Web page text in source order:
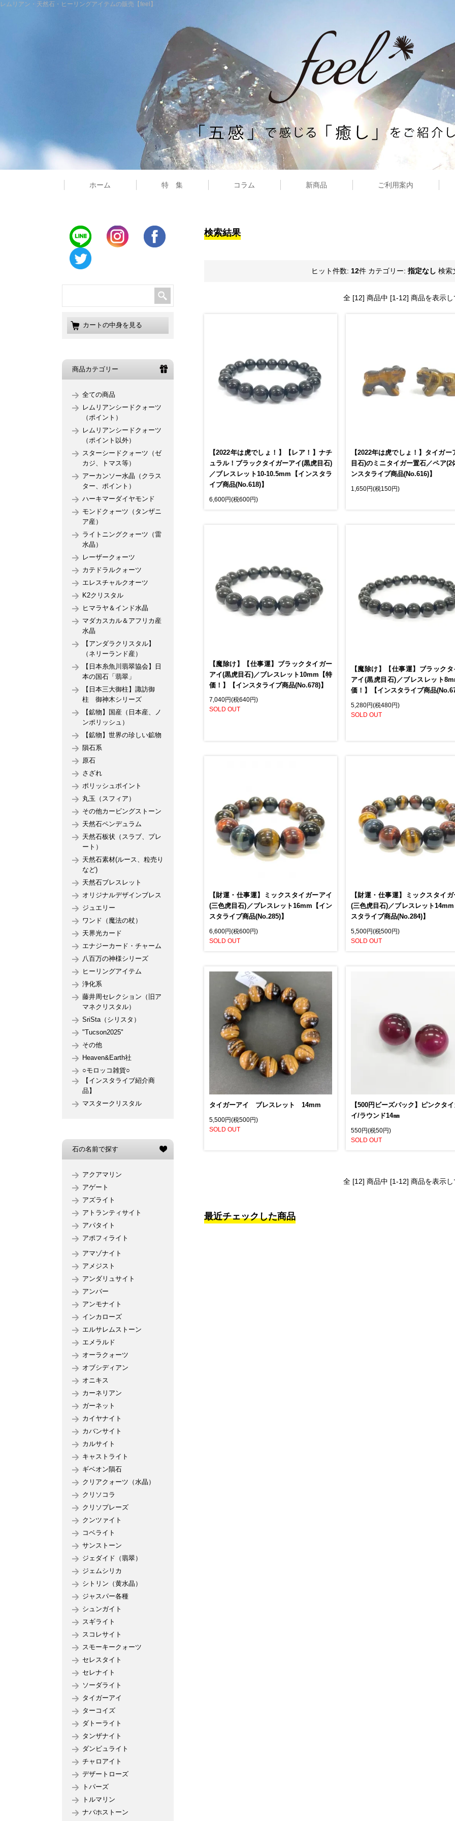
レムリアン・天然石・ヒーリングアイテムの販売【feel】
ホーム 特 集 コラム 新商品 ご利用案内
検索結果
ヒット件数: 12件 カテゴリー: 指定なし 検索
全 [12] 商品中 [1-12] 商品を表示し
【2022年は虎でしょ！】【レア！】ナチ
ュラル！ブラックタイガーアイ(黒虎目石)
／ブレスレット10-10.5mm【インスタラ
イブ商品(No.618)】
6,600円(税600円)
【2022年は虎でしょ！】タイガー
目石)のミニタイガー置石／ペア(2
ンスタライブ商品(No.616)】
1,650円(税150円)
【魔除け】【仕事運】ブラックタイガー
アイ(黒虎目石)／ブレスレット10mm【特
価！】【インスタライブ商品(No.678)】
7,040円(税640円)
SOLD OUT
【魔除け】【仕事運】ブラック
アイ(黒虎目石)／ブレスレット
価！】【インスタライブ商品
5,280円(税480円)
SOLD OUT
【財運・仕事運】ミックスタイガーアイ
(三色虎目石)／ブレスレット16mm【イン
スタライブ商品(No.285)】
6,600円(税600円)
SOLD OUT
【財運・仕事運】ミックスタイ
(三色虎目石)／ブレスレット
スタライブ商品(No.284)】
5,500円(税500円)
SOLD OUT
タイガーアイ ブレスレット 14mm
5,500円(税500円)
SOLD OUT
【500円ビーズパック】ピンクタ
イ/ラウンド14㎜
550円(税50円)
SOLD OUT
全 [12] 商品中 [1-12] 商品を表示し
最近チェックした商品
カートの中身を見る
商品カテゴリー
全ての商品
レムリアンシードクォーツ
（ポイント）
レムリアンシードクォーツ
（ポイント以外）
スターシードクォーツ（ゼ
カジ、トマス等）
アーカンソー水晶（クラス
ター、ポイント）
ハーキマーダイヤモンド
モンドクォーツ（タンザニ
ア産）
ライトニングクォーツ（雷
水晶）
レーザークォーツ
カテドラルクォーツ
エレスチャルクオーツ
K2クリスタル
ヒマラヤ＆インド水晶
マダカスカル＆アフリカ産
水晶
【アンダラクリスタル】
（ネリーランド産）
【日本糸魚川翡翠協会】日
本の国石「翡翠」
【日本三大御柱】諏訪御
柱 御神木シリーズ
【鉱物】国産（日本産、ノ
ンポリッシュ）
【鉱物】世界の珍しい鉱物
隕石系
原石
さざれ
ポリッシュポイント
丸玉（スフィア）
その他カービングストーン
天然石ペンデュラム
天然石板状（スラブ、プレ
ート）
天然石素材(ルース、粒売り
など)
天然石ブレスレット
オリジナルデザインブレス
ジュエリー
ワンド（魔法の杖）
天界光カード
エナジーカード・チャーム
八百万の神様シリーズ
ヒーリングアイテム
浄化系
藤井周セレクション（旧ア
マネクリスタル）
SriSta（シリスタ）
"Tucson2025"
その他
Heaven&Earth社
○モロッコ雑貨○
【インスタライブ紹介商
品】
マスタークリスタル
石の名前で探す
アクアマリン
アゲート
アズライト
アトランティサイト
アパタイト
アポフィライト
アマゾナイト
アメジスト
アンダリュサイト
アンバー
アンモナイト
インカローズ
エルサレムストーン
エメラルド
オーラクォーツ
オブシディアン
オニキス
カーネリアン
ガーネット
カイヤナイト
カバンサイト
カルサイト
キャストライト
ギベオン隕石
クリアクォーツ（水晶）
クリソコラ
クリソプレーズ
クンツァイト
コベライト
サンストーン
ジェダイド（翡翠）
ジェムシリカ
シトリン（黄水晶）
ジャスパー各種
シュンガイト
スギライト
スコレサイト
スモーキークォーツ
セレスタイト
セレナイト
ソーダライト
タイガーアイ
ターコイズ
ダトーライト
タンザナイト
ダンビュライト
チャロアイト
デザートローズ
トパーズ
トルマリン
ナバホストーン